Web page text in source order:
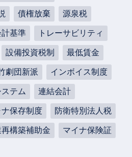
債権放棄 源泉税
基準 トレーサビリティ
設備投資税制 最低賃金
劇団新派 インボイス制度
テム 連結会計
ナ保存制度 防衛特別法人税
構築補助金 マイナ保険証